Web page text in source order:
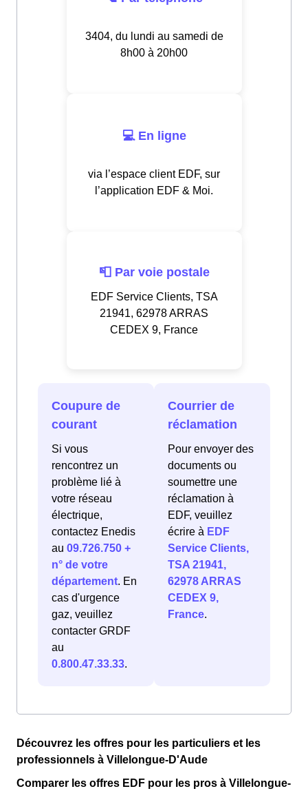
3404, du lundi au samedi de
8h00 à 20h00
💻 En ligne
via l’espace client EDF, sur
l’application EDF & Moi.
📮 Par voie postale
EDF Service Clients, TSA
21941, 62978 ARRAS
CEDEX 9, France
Coupure de
courant
Si vous
rencontrez un
problème lié à
votre réseau
électrique,
contactez Enedis
au 09.726.750 +
n° de votre
département. En
cas d'urgence
gaz, veuillez
contacter GRDF
au
0.800.47.33.33.
Courrier de
réclamation
Pour envoyer des
documents ou
soumettre une
réclamation à
EDF, veuillez
écrire à EDF
Service Clients,
TSA 21941,
62978 ARRAS
CEDEX 9,
France.
Découvrez les offres pour les particuliers et les
professionnels à Villelongue-D'Aude
Comparer les offres EDF pour les pros à Villelongue-